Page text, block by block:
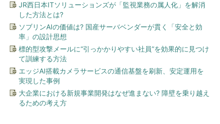
JR西日本ITソリューションズが「監視業務の属人化」を解消
した方法とは?
ソブリンAIの価値は? 国産サーバベンダーが貫く「安全と効
率」の設計思想
標的型攻撃メールに“引っかかりやすい社員”を効果的に見つけ
て訓練する方法
エッジAI搭載カメラサービスの通信基盤を刷新、安定運用を
実現した事例
大企業における新規事業開発はなぜ進まない? 障壁を乗り越え
るための考え方